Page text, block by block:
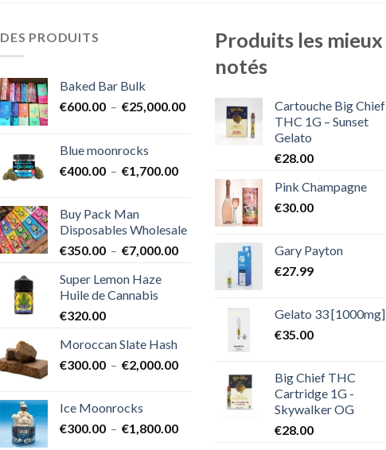
DES PRODUITS
Baked Bar Bulk
€600.00 – €25,000.00Plage
€25,000.00
Blue moonrocks
€400.00 – €1,700.00Plage
€400.00
à
€1,700.00
Buy Pack Man
Disposables Wholesale
€350.00 – €7,000.00Plage
Super Lemon Haze
Huile de Cannabis
€320.00
Moroccan Slate Hash
€300.00 – €2,000.00Plage
à
Ice Moonrocks
€300.00 – €1,800.00Plage
Produits les mieux
notés
Cartouche Big Chief
THC 1G – Sunset
Gelato
€28.00
Pink Champagne
€30.00
Gary Payton
€27.99
Gelato 33 [1000mg]
€35.00
Big Chief THC
Cartridge 1G -
Skywalker OG
€28.00